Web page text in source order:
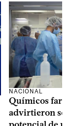
NACIONAL
Químicos
advirtieron